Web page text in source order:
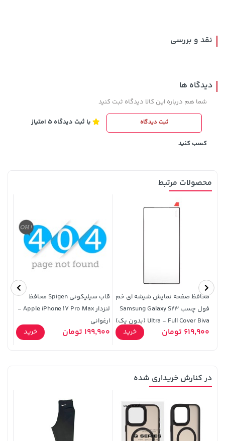
315,900 تومان خرید
5,630,000 تومان
149,900 تومان خرید
3,079,000 تومان
نقد و بررسی
دیدگاه ها
شما هم درباره این کالا دیدگاه ثبت کنید
ثبت دیدگاه با ثبت دیدگاه 5 امتیاز
کسب کنید
محصولات مرتبط
محافظ صفحه نمایش شیشه ای خم
فول چسب Samsung Galaxy S23
Ultra - Full Cover Biva (بدون پک)
619,900 تومان خرید
قاب سیلیکونی Spigen محافظ
لنزدار Apple iPhone 17 Pro Max -
ارغوانی
199,900 تومان خرید
در کنارش خریداری شده